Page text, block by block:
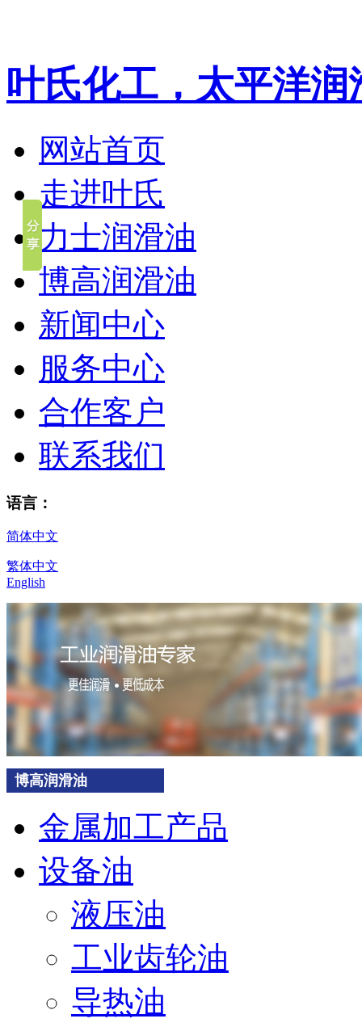
叶氏化工，太平洋润
网站首页
走进叶氏
力士润滑油
博高润滑油
新闻中心
服务中心
合作客户
联系我们
语言：
简体中文
繁体中文
English
博高润滑油
金属加工产品
设备油
液压油
工业齿轮油
导热油